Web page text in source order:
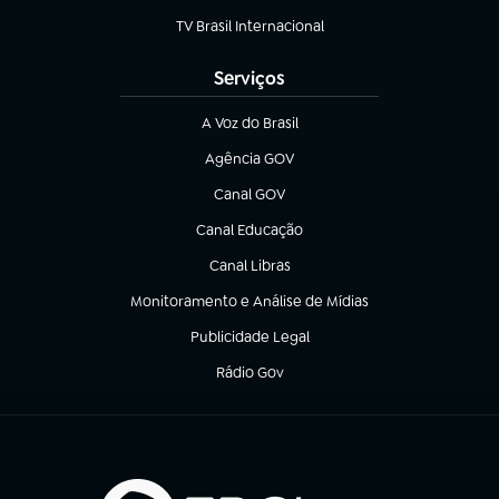
TV Brasil Internacional
(abre em nova aba)
Serviços
A Voz do Brasil
(abre em nova aba)
Agência GOV
(abre em nova aba)
Canal GOV
(abre em nova aba)
Canal Educação
(abre em nova aba)
Canal Libras
(abre em nova aba)
Monitoramento e Análise de Mídias
(abre em nova aba)
Publicidade Legal
(abre em nova aba)
Rádio Gov
(abre em nova aba)